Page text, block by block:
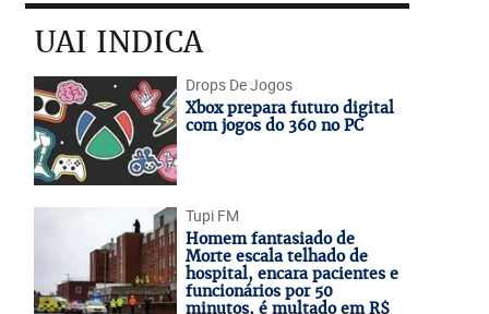
UAI INDICA
Drops De Jogos
Xbox prepara futuro digital
com jogos do 360 no PC
Tupi FM
Homem fantasiado de
Morte escala telhado de
hospital, encara pacientes e
funcionários por 50
minutos, é multado em R$